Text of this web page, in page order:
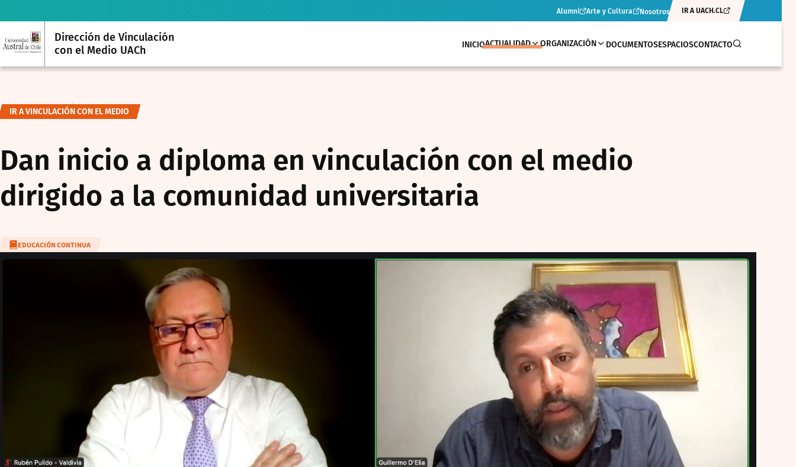
Alumni Arte y Cultura Nosotros IR A UACH.CL
Dirección de Vinculación
con el Medio UACh
INICIOACTUALIDAD ORGANIZACIÓN DOCUMENTOSESPACIOSCONTACTO
IR A VINCULACIÓN CON EL MEDIO
Dan inicio a diploma en vinculación con el medio
dirigido a la comunidad universitaria
EDUCACIÓN CONTINUA